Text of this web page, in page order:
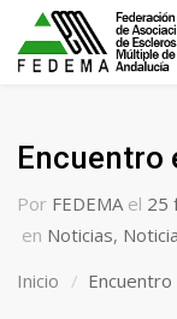
Encuentro
Por FEDEMA el 25
en Noticias,
Inicio
Encuentro